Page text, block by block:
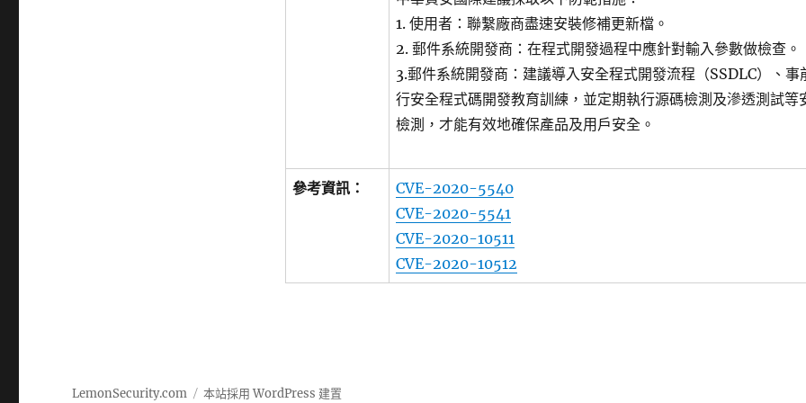
1. 使用者：聯繫廠商盡速安裝修補更新檔。
2. 郵件系統開發商：在程式開發過程中應針對輸入參數做檢查。
3.郵件系統開發商：建議導入安全程式開發流程（SSDLC）、事
行安全程式碼開發教育訓練，並定期執行源碼檢測及滲透測試等
檢測，才能有效地確保產品及用戶安全。
參考資訊：
CVE-2020-5540
CVE-2020-5541
CVE-2020-10511
CVE-2020-10512
LemonSecurity.com 本站採用 WordPress 建置